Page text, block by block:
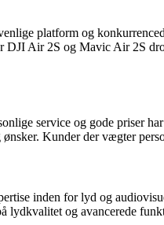
platform og
Air 2S og Mavic Air 2S
service og gode priser
Kunder der vægter
inden for lyd og
og avancerede